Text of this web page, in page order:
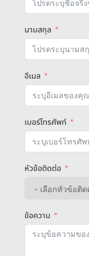
นามสกุล
อีเมล
เบอร์โทรศัพท์
หัวข้อติดต่อ
ข้อความ